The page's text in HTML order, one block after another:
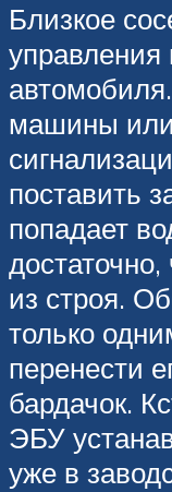
Близкое
машины или
поставить
попадает
из строя.
только
перенести
бардачок.
ЭБУ
уже в